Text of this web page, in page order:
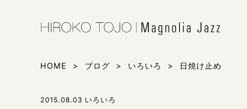
HOME > ブログ > いろいろ > 日焼け止め
2015.08.03 いろいろ